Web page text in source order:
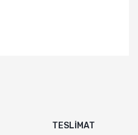
TESLİMAT